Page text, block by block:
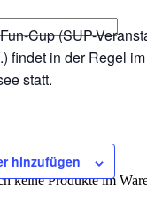
keine Produkte im
Cup (SUP-
findet in der Regel
statt.
hinzufügen